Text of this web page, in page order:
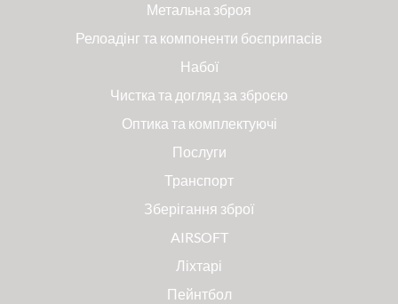
Метальна зброя
Релоадінг та компоненти боєприпасів
Набої
Чистка та догляд за зброєю
Оптика та комплектуючі
Послуги
Транспорт
Зберігання зброї
AIRSOFT
Ліхтарі
Пейнтбол